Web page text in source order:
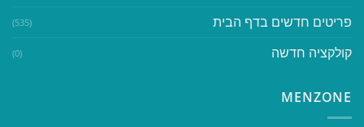
פריטים חדשים בדף הבית (535)
קולקציה חדשה (0)
MENZONE